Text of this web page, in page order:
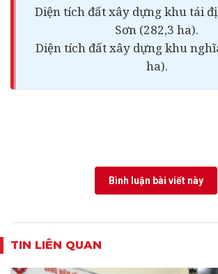
Diện tích đất xây dựng khu tái
Sơn (282,3 ha).
Diện tích đất xây dựng khu
ha).
Bình luận bài viết này
TIN LIÊN QUAN